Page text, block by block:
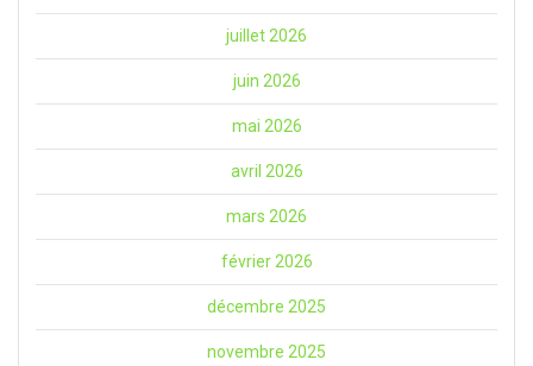
juillet 2026
juin 2026
mai 2026
avril 2026
mars 2026
février 2026
décembre 2025
novembre 2025